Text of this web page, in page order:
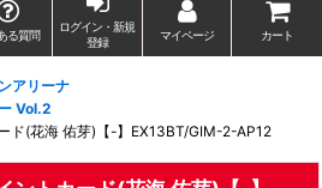
る質問
ログイン・新規
登録
マイページ カート
アリーナ
Vol.2
ド(花海 佑芽)【-】EX13BT/GIM-2-AP12